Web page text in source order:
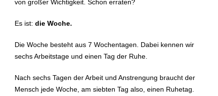
von großer Wichtigkeit. Schon erraten?
Es ist: die Woche.
Die Woche besteht aus 7 Wochentagen. Dabei kennen wir
sechs Arbeitstage und einen Tag der Ruhe.
Nach sechs Tagen der Arbeit und Anstrengung braucht der
Mensch jede Woche, am siebten Tag also, einen Ruhetag.